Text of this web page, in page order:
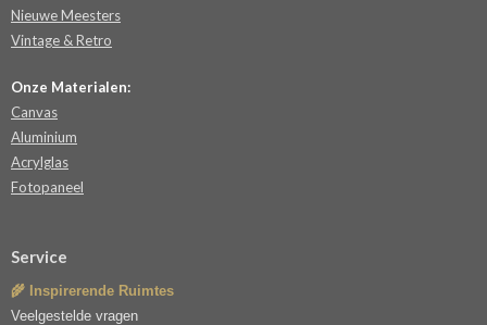
Nieuwe Meesters
Vintage & Retro
Onze Materialen:
Canvas
Aluminium
Acrylglas
Fotopaneel
Service
🌾 Inspirerende Ruimtes
Veelgestelde vragen